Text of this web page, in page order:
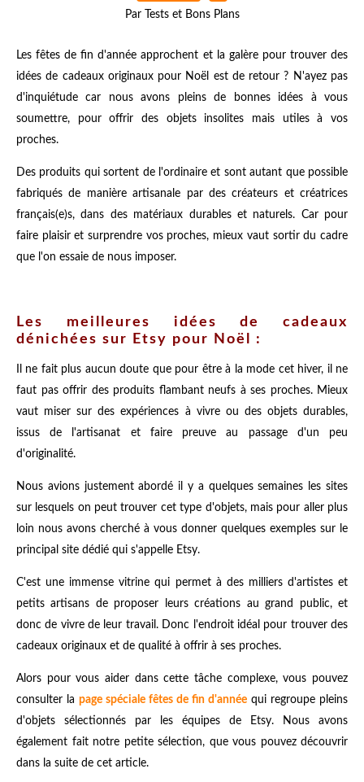
Par Tests et Bons Plans
Les fêtes de fin d'année approchent et la galère pour trouver des
idées de cadeaux originaux pour Noël est de retour ? N'ayez pas
d'inquiétude car nous avons pleins de bonnes idées à vous
soumettre, pour offrir des objets insolites mais utiles à vos
proches.
Des produits qui sortent de l'ordinaire et sont autant que possible
fabriqués de manière artisanale par des créateurs et créatrices
français(e)s, dans des matériaux durables et naturels. Car pour
faire plaisir et surprendre vos proches, mieux vaut sortir du cadre
que l'on essaie de nous imposer.
Les meilleures idées de cadeaux
dénichées sur Etsy pour Noël :
Il ne fait plus aucun doute que pour être à la mode cet hiver, il ne
faut pas offrir des produits flambant neufs à ses proches. Mieux
vaut miser sur des expériences à vivre ou des objets durables,
issus de l'artisanat et faire preuve au passage d'un peu
d'originalité.
Nous avions justement abordé il y a quelques semaines les sites
sur lesquels on peut trouver cet type d'objets, mais pour aller plus
loin nous avons cherché à vous donner quelques exemples sur le
principal site dédié qui s'appelle Etsy.
C'est une immense vitrine qui permet à des milliers d'artistes et
petits artisans de proposer leurs créations au grand public, et
donc de vivre de leur travail. Donc l'endroit idéal pour trouver des
cadeaux originaux et de qualité à offrir à ses proches.
Alors pour vous aider dans cette tâche complexe, vous pouvez
consulter la page spéciale fêtes de fin d'année qui regroupe pleins
d'objets sélectionnés par les équipes de Etsy. Nous avons
également fait notre petite sélection, que vous pouvez découvrir
dans la suite de cet article.